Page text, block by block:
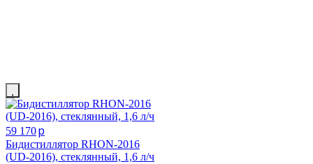
59 170p
Бидистиллятор RHON-2016
(UD-2016), стеклянный, 1,6 л/ч